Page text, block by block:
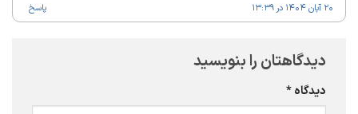
20 آبان 1404 در 13:39 پاسخ
دیدگاهتان را بنویسید
دیدگاه*